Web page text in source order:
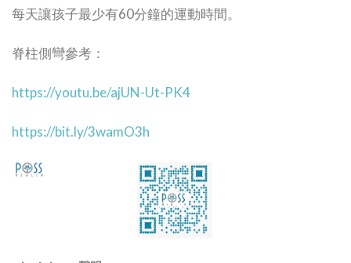
每天讓孩子最少有60分鐘的運動時間。
脊柱側彎參考：
https://youtu.be/ajUN-Ut-PK4
https://bit.ly/3wamO3h